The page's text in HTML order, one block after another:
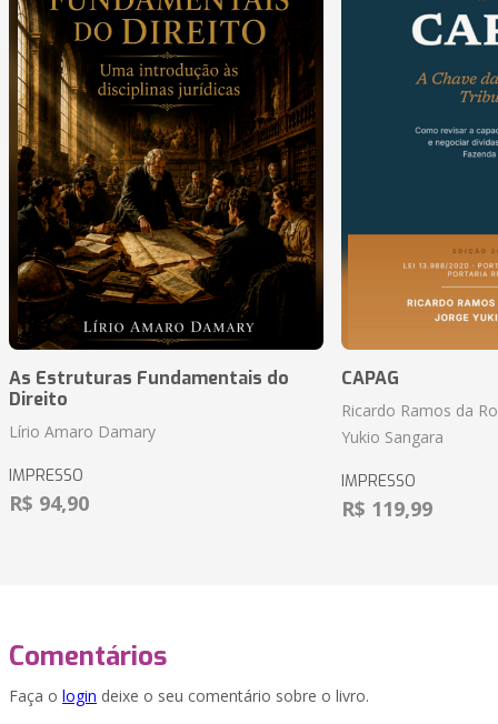
As Estruturas Fundamentais do
Direito
Lírio Amaro Damary
IMPRESSO
R$ 94,90
CAPAG
Ricardo Ramos da
Yukio Sangara
IMPRESSO
R$ 119,99
Comentários
Faça o login deixe o seu comentário sobre o livro.